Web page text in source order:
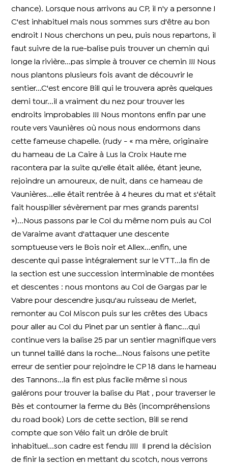
chance). Lorsque nous arrivons au CP, il n'y a personne !
C'est inhabituel mais nous sommes surs d'être au bon
endroit ! Nous cherchons un peu, puis nous repartons, il
faut suivre de la rue-balise puis trouver un chemin qui
longe la rivière...pas simple à trouver ce chemin !!! Nous
nous plantons plusieurs fois avant de découvrir le
sentier...C'est encore Bill qui le trouvera après quelques
demi tour...il a vraiment du nez pour trouver les
endroits improbables !!! Nous montons enfin par une
route vers Vaunières où nous nous endormons dans
cette fameuse chapelle. (rudy - « ma mère, originaire
du hameau de La Caire à Lus la Croix Haute me
racontera par la suite qu'elle était allée, étant jeune,
rejoindre un amoureux, de nuit, dans ce hameau de
Vaunières...elle était rentrée à 4 heures du mat et s'était
fait houspiller sévèrement par mes grands parents!
»)...Nous passons par le Col du même nom puis au Col
de Varaime avant d'attaquer une descente
somptueuse vers le Bois noir et Allex...enfin, une
descente qui passe intégralement sur le VTT...la fin de
la section est une succession interminable de montées
et descentes : nous montons au Col de Gargas par le
Vabre pour descendre jusqu'au ruisseau de Merlet,
remonter au Col Miscon puis sur les crêtes des Ubacs
pour aller au Col du Pinet par un sentier à flanc...qui
continue vers la balise 25 par un sentier magnifique vers
un tunnel taillé dans la roche...Nous faisons une petite
erreur de sentier pour rejoindre le CP 18 dans le hameau
des Tannons...la fin est plus facile même si nous
galérons pour trouver la balise du Plat , pour traverser le
Bès et contourner la ferme du Bès (incompréhensions
du road book) Lors de cette section, Bill se rend
compte que son Vélo fait un drôle de bruit
inhabituel...son cadre est fendu !!!! Il prend la décision
de finir la section en mettant du scotch, nous verrons